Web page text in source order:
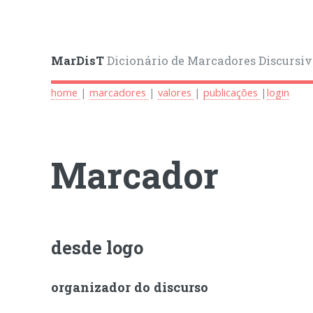
MarDisTDicionário de Marcadores
home |marcadores |valores |publicações |login
Marcador
desde logo
organizador do discurso